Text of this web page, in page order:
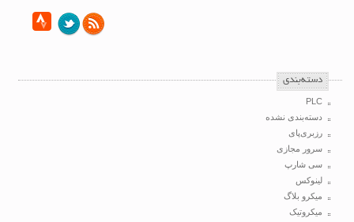
‌دسته‌بندی
PLC
دسته‌بندی نشده
رزبری‌پای
سرور مجازی
سی شارپ
لینوکس
میکرو بلاگ
میکروتیک